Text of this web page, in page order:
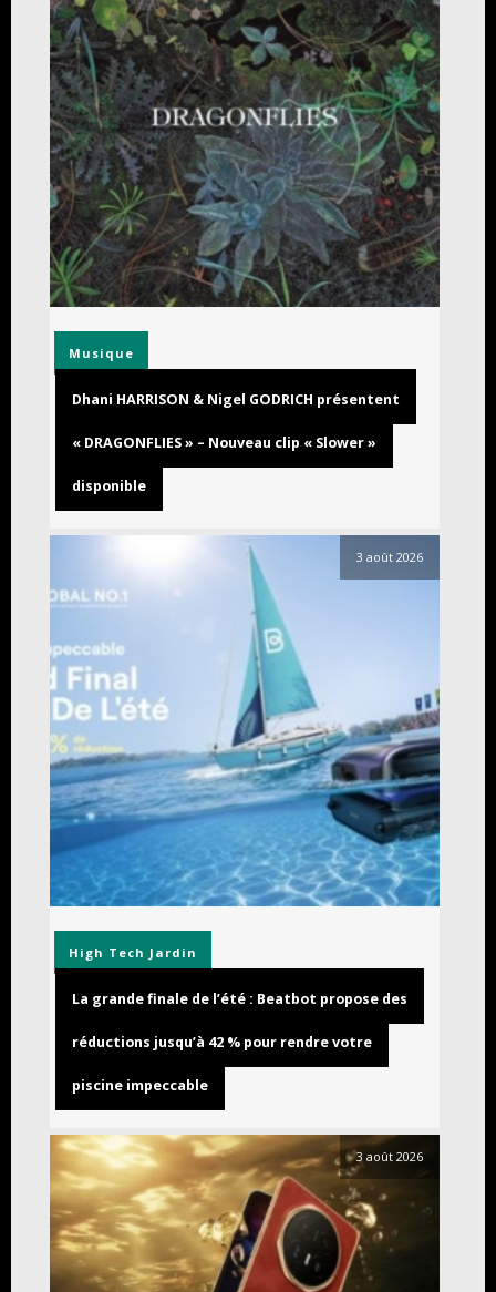
Musique
Dhani HARRISON & Nigel GODRICH présentent
« DRAGONFLIES » – Nouveau clip « Slower »
disponible
3 août 2026
High Tech Jardin
La grande finale de l’été : Beatbot propose des
réductions jusqu’à 42 % pour rendre votre
piscine impeccable
3 août 2026